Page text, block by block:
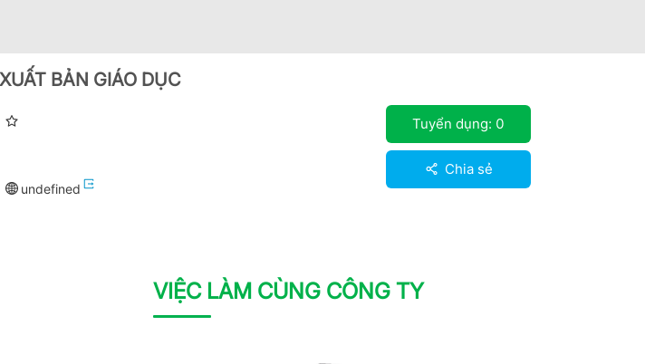
BẢN GIÁO DỤC
undefined
Tuyển dụng: 0
Chia sẻ
VIỆC LÀM CÙNG CÔNG TY